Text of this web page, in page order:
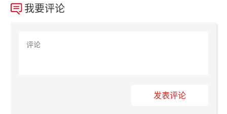
我要评论
发表评论